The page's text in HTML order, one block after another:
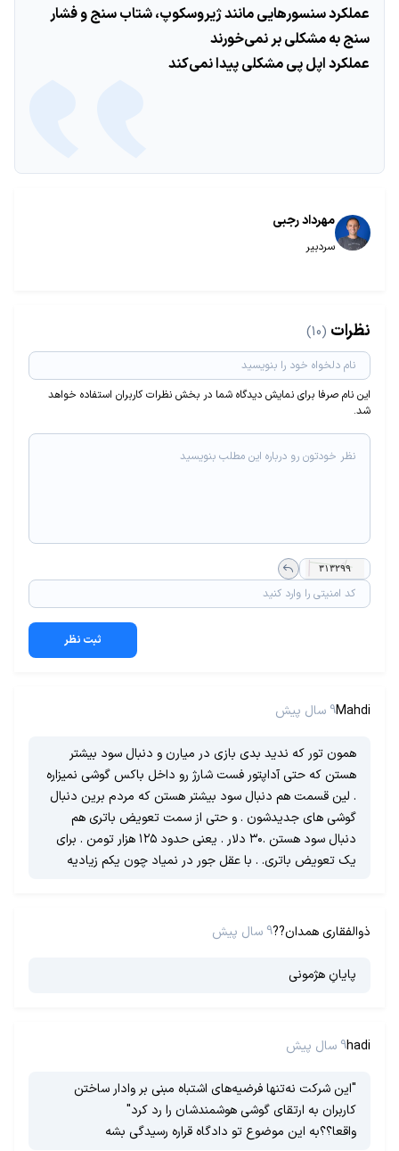
عملکرد سنسورهایی مانند ژیروسکوپ، شتاب سنج و فشار
سنج به مشکلی بر نمی‌خورند
عملکرد اپل پی مشکلی پیدا نمی‌کند
مهرداد رجبی
سردبیر
نظرات (10)
این نام صرفا برای نمایش دیدگاه شما در بخش نظرات کاربران استفاده خواهد
شد.
ثبت نظر
Mahdi9 سال پیش
همون تور که ندید بدی بازی در میارن و دنبال سود بیشتر
هستن که حتی آداپتور فست شارژ رو داخل باکس گوشی نمیزاره
. لین قسمت هم دنبال سود بیشتر هستن که مردم برین دنبال
گوشی های جدیدشون . و حتی از سمت تعویض باتری هم
دنبال سود هستن .۳۰ دلار . یعنی حدود ۱۲۵ هزار تومن . برای
یک تعویض باتری. . با عقل جور در نمیاد چون یکم زیادیه
ذوالفقاری همدان??9 سال پیش
پایانِ هژمونی
hadi9 سال پیش
"این شرکت نه‌تنها فرضیه‌های اشتباه مبنی بر وادار ساختن
کاربران به ارتقای گوشی هوشمندشان را رد کرد"
واقعا؟؟به این موضوع تو دادگاه قراره رسیدگی بشه